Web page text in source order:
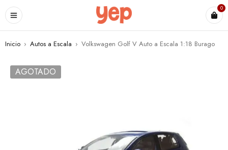
0
Inicio › Autos a Escala › Volkswagen Golf V Auto a Escala 1:18 Burago
AGOTADO